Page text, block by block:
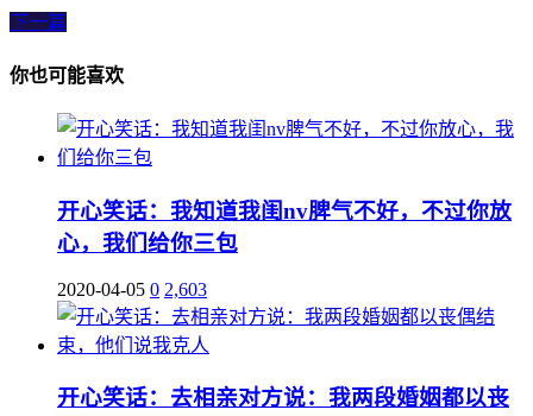
下一篇
你也可能喜欢
开心笑话：我知道我闺nv脾气不好，不过你放
心，我们给你三包
2020-04-05 0 2,603
开心笑话：去相亲对方说：我两段婚姻都以丧